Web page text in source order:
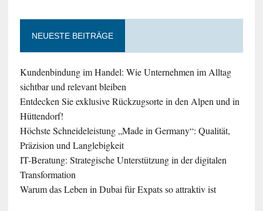
NEUESTE BEITRÄGE
Kundenbindung im Handel: Wie Unternehmen im Alltag
sichtbar und relevant bleiben
Entdecken Sie exklusive Rückzugsorte in den Alpen und in
Hüttendorf!
Höchste Schneideleistung „Made in Germany“: Qualität,
Präzision und Langlebigkeit
IT-Beratung: Strategische Unterstützung in der digitalen
Transformation
Warum das Leben in Dubai für Expats so attraktiv ist